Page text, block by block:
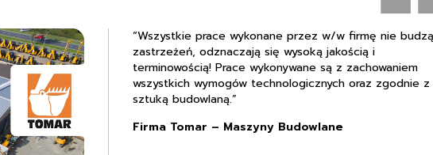
“Wszystkie prace wykonane przez w/w firmę nie budzą
zastrzeżeń, odznaczają się wysoką jakością i
terminowością! Prace wykonywane są z zachowaniem
wszystkich wymogów technologicznych oraz zgodnie z
sztuką budowlaną.”
Firma Tomar – Maszyny Budowlane
„Z pełną odpowiedzialnością polecamy firmę Pana Marka
Machowskiego jako solidnego partnera inwestycyjnego,
charakteryzującego się przy tym bogatym
doświadczeniem, rzetelnością i sumiennością.”
Stanisław Rembisz – właściciel firmy Kobex
“Współpraca z firmą Stalmach układała się prawidłowo i z
całą pewnością możemy polecić ją jako solidne
przedsiębiorstwo, które gwarantuje wysoką jakość
wykonywanych robót budowlanych.”
Przemysław Banaszak – właściciel firmy FTB